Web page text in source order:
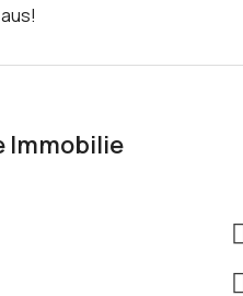
Immobilie